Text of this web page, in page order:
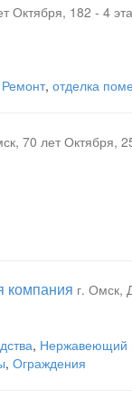
Октября, 182 - 4
Ремонт, отделка
70 лет Октября,
компания г. Омск,
, Нержавеющий
, Ограждения